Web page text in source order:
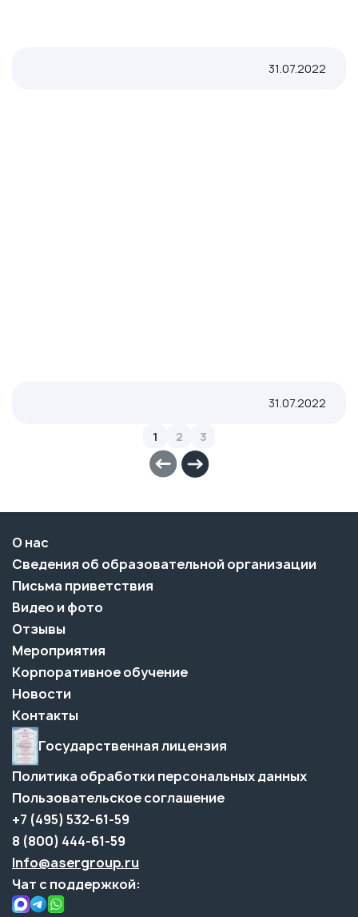
31.07.2022
31.07.2022
1 2 3
О нас
Сведения об образовательной организации
Письма приветствия
Видео и фото
Отзывы
Мероприятия
Корпоративное обучение
Новости
Контакты
Государственная лицензия
Политика обработки персональных данных
Пользовательское соглашение
+7 (495) 532-61-59
8 (800) 444-61-59
Info@asergroup.ru
Чат с поддержкой: